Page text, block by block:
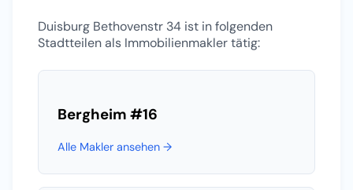
Duisburg Bethovenstr 34 ist in folgenden
Stadtteilen als Immobilienmakler tätig:
Bergheim #16
Alle Makler ansehen →